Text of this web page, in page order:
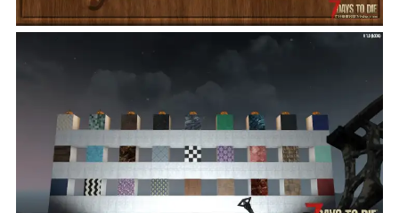
我的钱包 道具 排行榜
MOD下载
Lv.8
02-10 15:45